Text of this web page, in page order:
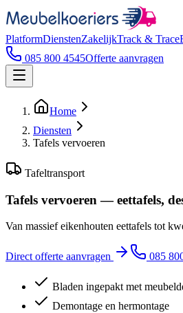
PlatformDienstenZakelijkTrack & Trace
085 800 4545Offerte aanvragen
Home
Diensten
Tafels vervoeren
Tafeltransport
Tafels vervoeren — eettafels,
Van massief eikenhouten eettafels tot
Direct offerte aanvragen 085
Bladen ingepakt met
Demontage en hermontage